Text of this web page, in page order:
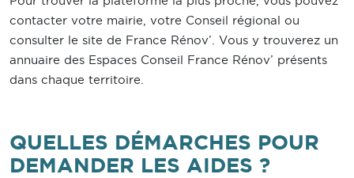
contacter votre mairie, votre Conseil régional ou
consulter le site de France Rénov’. Vous y trouverez un
annuaire des Espaces Conseil France Rénov’ présents
dans chaque territoire.
QUELLES DÉMARCHES POUR
DEMANDER LES AIDES ?